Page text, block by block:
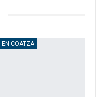
EN COATZA